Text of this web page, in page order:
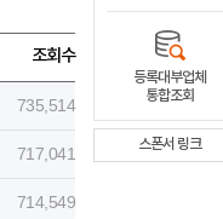
조회수
735,514
717,041
714,549
등록대부업체
통합조회
스폰서 링크